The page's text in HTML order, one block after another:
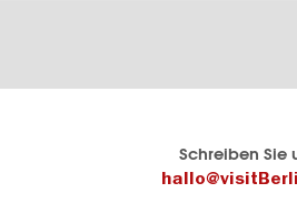
Schreiben Sie